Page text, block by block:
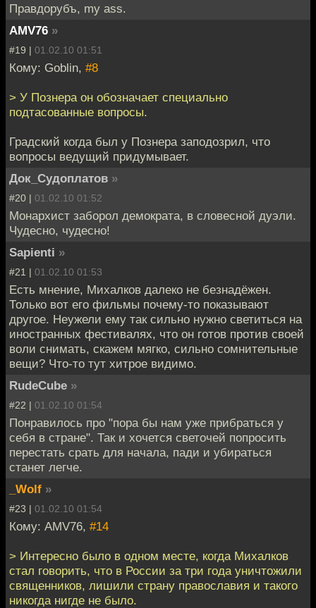
Правдорубъ, my ass.
AMV76 »
#19 | 01.02.10 01:51
Кому: Goblin, #8
> У Познера он обозначает специально
подтасованные вопросы.
Градский когда был у Познера заподозрил, что
вопросы ведущий придумывает.
Док_Судоплатов »
#20 | 01.02.10 01:52
Монархист заборол демократа, в словесной дуэли.
Чудесно, чудесно!
Sapienti »
#21 | 01.02.10 01:53
Есть мнение, Михалков далеко не безнадёжен.
Только вот его фильмы почему-то показывают
другое. Неужели ему так сильно нужно светиться на
иностранных фестивалях, что он готов против своей
воли снимать, скажем мягко, сильно сомнительные
вещи? Что-то тут хитрое видимо.
RudeCube »
#22 | 01.02.10 01:54
Понравилось про "пора бы нам уже прибраться у
себя в стране". Так и хочется светочей попросить
перестать срать для начала, пади и убираться
станет легче.
_Wolf »
#23 | 01.02.10 01:54
Кому: AMV76, #14
> Интересно было в одном месте, когда Михалков
стал говорить, что в России за три года уничтожили
священников, лишили страну православия и такого
никогда нигде не было.